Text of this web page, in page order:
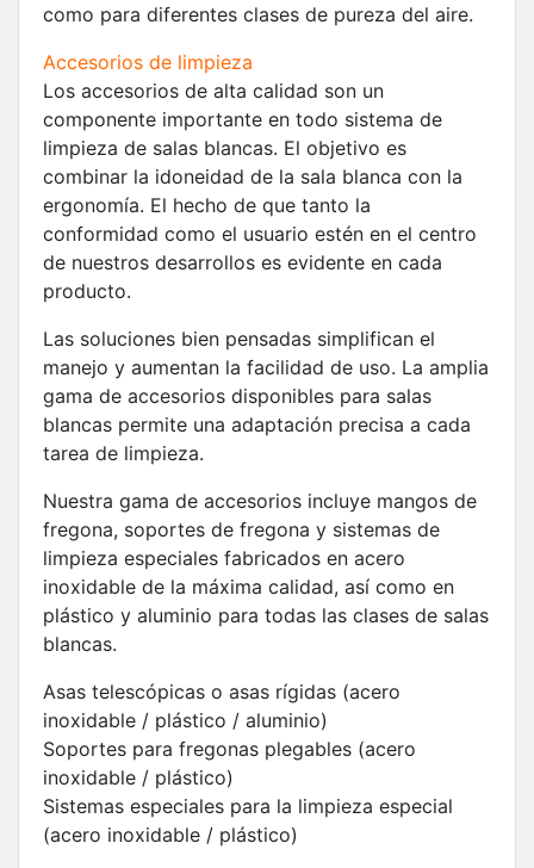
como para diferentes clases de pureza del aire.
Accesorios de limpieza
Los accesorios de alta calidad son un
componente importante en todo sistema de
limpieza de salas blancas. El objetivo es
combinar la idoneidad de la sala blanca con la
ergonomía. El hecho de que tanto la
conformidad como el usuario estén en el centro
de nuestros desarrollos es evidente en cada
producto.
Las soluciones bien pensadas simplifican el
manejo y aumentan la facilidad de uso. La amplia
gama de accesorios disponibles para salas
blancas permite una adaptación precisa a cada
tarea de limpieza.
Nuestra gama de accesorios incluye mangos de
fregona, soportes de fregona y sistemas de
limpieza especiales fabricados en acero
inoxidable de la máxima calidad, así como en
plástico y aluminio para todas las clases de salas
blancas.
Asas telescópicas o asas rígidas (acero
inoxidable / plástico / aluminio)
Soportes para fregonas plegables (acero
inoxidable / plástico)
Sistemas especiales para la limpieza especial
(acero inoxidable / plástico)